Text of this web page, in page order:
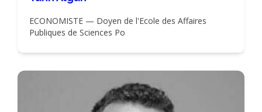
ECONOMISTE — Doyen de l'Ecole des Affaires
Publiques de Sciences Po